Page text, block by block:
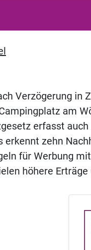
Verzögerung in
am
erfasst
erkennt zehn
für Werbung
höhere